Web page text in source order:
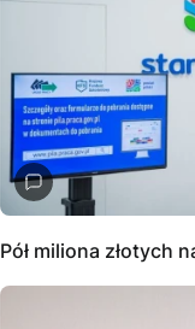
Pół miliona złotych